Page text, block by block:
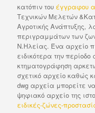
e
b
o
o
k
κατόπιν του έγγραφου
Τεχνικών Μελετών
Αγροτικής Ανάπτυξης,
περιγραμμάτων των
Ν.Ηλείας. Ένα αρχείο
ειδικότερα την
κτηματογράφηση
σχετικό αρχείο καθώς
dwg αρχεία μπορείτε
ψηφιακό αρχείο της
ειδικές-ζώνες-